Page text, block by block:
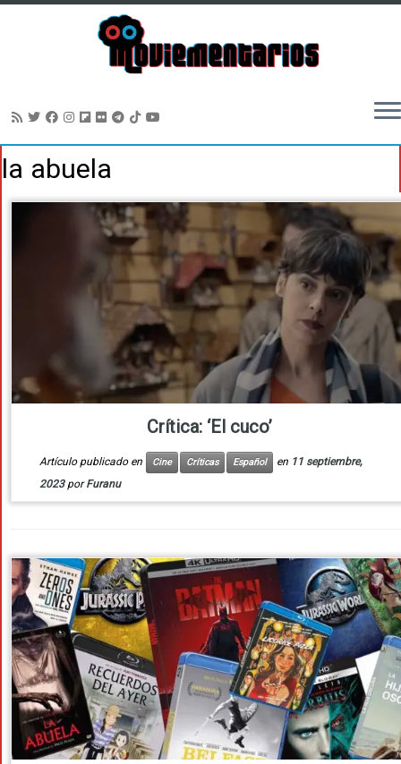
Saltar
alla abuela
Crítica: ‘El cuco’
Artículo publicado en Cine Críticas Español en 11 septiembre,
2023 porFuranu